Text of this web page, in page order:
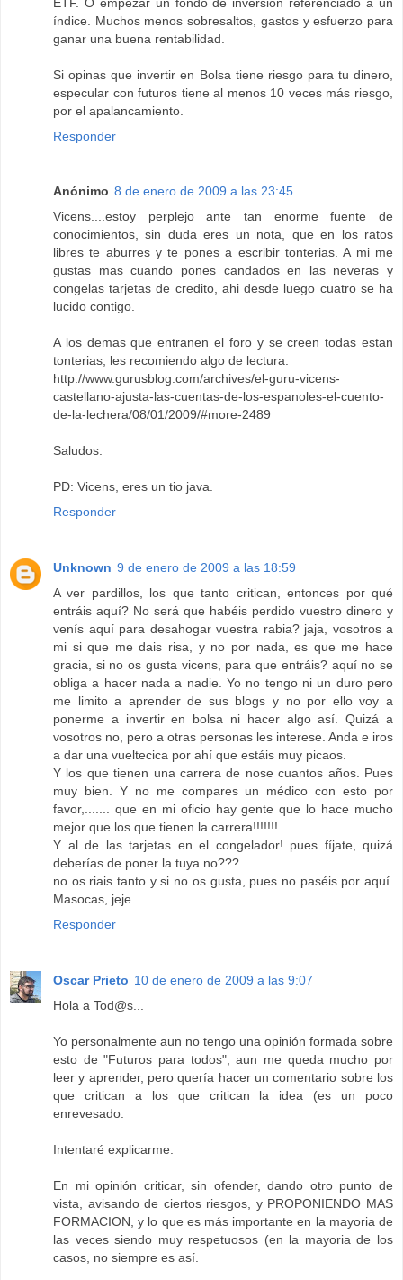
índice. Muchos menos sobresaltos, gastos y esfuerzo para
ganar una buena rentabilidad.
Si opinas que invertir en Bolsa tiene riesgo para tu dinero,
especular con futuros tiene al menos 10 veces más riesgo,
por el apalancamiento.
Responder
Anónimo 8 de enero de 2009 a las 23:45
Vicens....estoy perplejo ante tan enorme fuente de
conocimientos, sin duda eres un nota, que en los ratos
libres te aburres y te pones a escribir tonterias. A mi me
gustas mas cuando pones candados en las neveras y
congelas tarjetas de credito, ahi desde luego cuatro se ha
lucido contigo.
A los demas que entranen el foro y se creen todas estan
tonterias, les recomiendo algo de lectura:
http://www.gurusblog.com/archives/el-guru-vicens-
castellano-ajusta-las-cuentas-de-los-espanoles-el-cuento-
de-la-lechera/08/01/2009/#more-2489
Saludos.
PD: Vicens, eres un tio java.
Responder
Unknown 9 de enero de 2009 a las 18:59
A ver pardillos, los que tanto critican, entonces por qué
entráis aquí? No será que habéis perdido vuestro dinero y
venís aquí para desahogar vuestra rabia? jaja, vosotros a
mi si que me dais risa, y no por nada, es que me hace
gracia, si no os gusta vicens, para que entráis? aquí no se
obliga a hacer nada a nadie. Yo no tengo ni un duro pero
me limito a aprender de sus blogs y no por ello voy a
ponerme a invertir en bolsa ni hacer algo así. Quizá a
vosotros no, pero a otras personas les interese. Anda e iros
a dar una vueltecica por ahí que estáis muy picaos.
Y los que tienen una carrera de nose cuantos años. Pues
muy bien. Y no me compares un médico con esto por
favor,....... que en mi oficio hay gente que lo hace mucho
mejor que los que tienen la carrera!!!!!!!
Y al de las tarjetas en el congelador! pues fíjate, quizá
deberías de poner la tuya no???
no os riais tanto y si no os gusta, pues no paséis por aquí.
Masocas, jeje.
Responder
Oscar Prieto 10 de enero de 2009 a las 9:07
Hola a Tod@s...
Yo personalmente aun no tengo una opinión formada sobre
esto de "Futuros para todos", aun me queda mucho por
leer y aprender, pero quería hacer un comentario sobre los
que critican a los que critican la idea (es un poco
enrevesado.
Intentaré explicarme.
En mi opinión criticar, sin ofender, dando otro punto de
vista, avisando de ciertos riesgos, y PROPONIENDO MAS
FORMACION, y lo que es más importante en la mayoria de
las veces siendo muy respetuosos (en la mayoria de los
casos, no siempre es así.